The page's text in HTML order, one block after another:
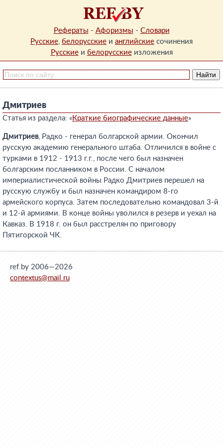
Рефераты - Афоризмы - Словари
Русские, белорусские и английские сочинения
Русскиеи белорусскиеизложения
Дмитриев
Статья из раздела: «Краткие биографические данные»
Дмитриев, Радко - генерал болгарской армии. Окончил
русскую академию генерального штаба. Отличился в войне с
турками в 1912 - 1913 г.г., после чего был назначен
болгарским посланником в России. С началом
империалистической войны Радко Дмитриев перешел на
русскую службу и был назначен командиром 8-го
армейского корпуса. Затем последовательно командовал 3-й
и 12-й армиями. В конце войны уволился в резерв и уехал на
Кавказ. В 1918 г. он был расстрелян по приговору
Пятигорской ЧК.
ref.by 2006—2026
contextus@mail.ru